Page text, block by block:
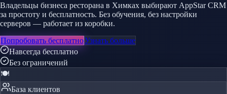
Владельцы бизнеса ресторана в Химках выбирают AppStar CRM
за простоту и бесплатность. Без обучения, без настройки
серверов — работает из коробки.
Попробовать бесплатноУзнать больше
Навсегда бесплатно
Без ограничений
🍽️
База клиентов